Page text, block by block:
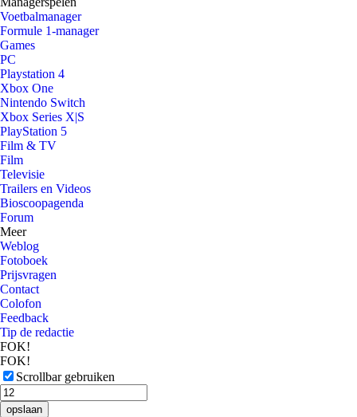
Voetbalmanager
Formule 1-manager
Games
PC
Playstation 4
Xbox One
Nintendo Switch
Xbox Series X|S
PlayStation 5
Film & TV
Film
Televisie
Trailers en Videos
Bioscoopagenda
Forum
Meer
Weblog
Fotoboek
Prijsvragen
Contact
Colofon
Feedback
Tip de redactie
FOK!
FOK!
Scrollbar gebruiken
opslaan